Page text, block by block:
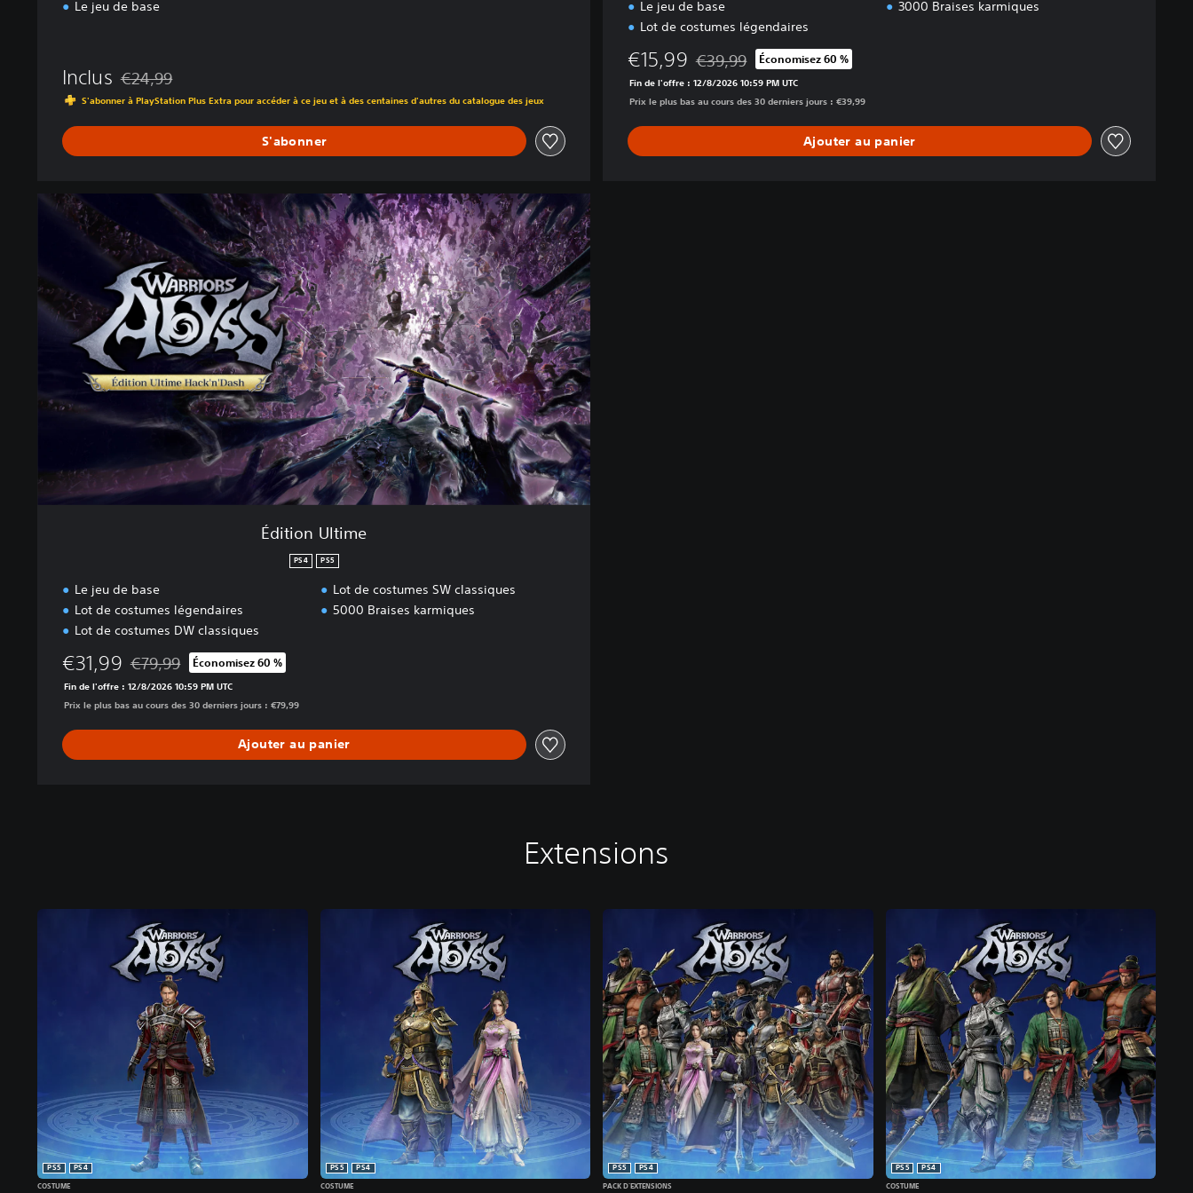
Le jeu de base
Inclus Remise par rapport au prix d'origine de €24,99
€24,99
S'abonner à PlayStation Plus Extra pour accéder à ce jeu et à des centaines d'autres du catalogue des jeux
S'abonner
Le jeu de base
Lot de costumes légendaires
3000 Braises karmiques
€15,99 Remise par rapport au prix d'origine de €39,99
€39,99 Économisez 60 %
Fin de l'offre : 12/8/2026 10:59 PM UTC
Prix le plus bas au cours des 30 derniers jours : €39,99
Ajouter au panier
i
o
Édition Ultime
PS4 PS5
Le jeu de base
Lot de costumes légendaires
Lot de costumes DW classiques
Lot de costumes SW classiques
5000 Braises karmiques
€31,99 Remise par rapport au prix d'origine de €79,99
€79,99 Économisez 60 %
Fin de l'offre : 12/8/2026 10:59 PM UTC
Prix le plus bas au cours des 30 derniers jours : €79,99
Ajouter au panier
Extensions
PS5
PS4
COSTUME
PS5
PS4
COSTUME
PS5
PS4
PACK D'EXTENSIONS
PS5
PS4
COSTUME